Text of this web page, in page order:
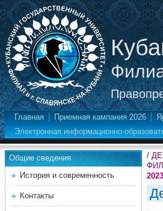
Главная Приемная кампания 2026
Электронная информационно-
Общие сведения
История и современность
Контакты
/